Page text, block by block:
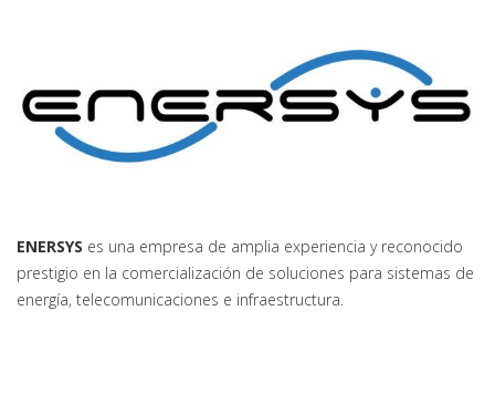
ENERSYS es una empresa de amplia experiencia y reconocido
prestigio en la comercialización de soluciones para sistemas de
energía, telecomunicaciones e infraestructura.